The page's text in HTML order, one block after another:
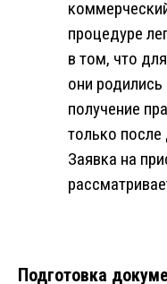
процедуре
в том, что
они
получение
только
Заявка на
Подготовка